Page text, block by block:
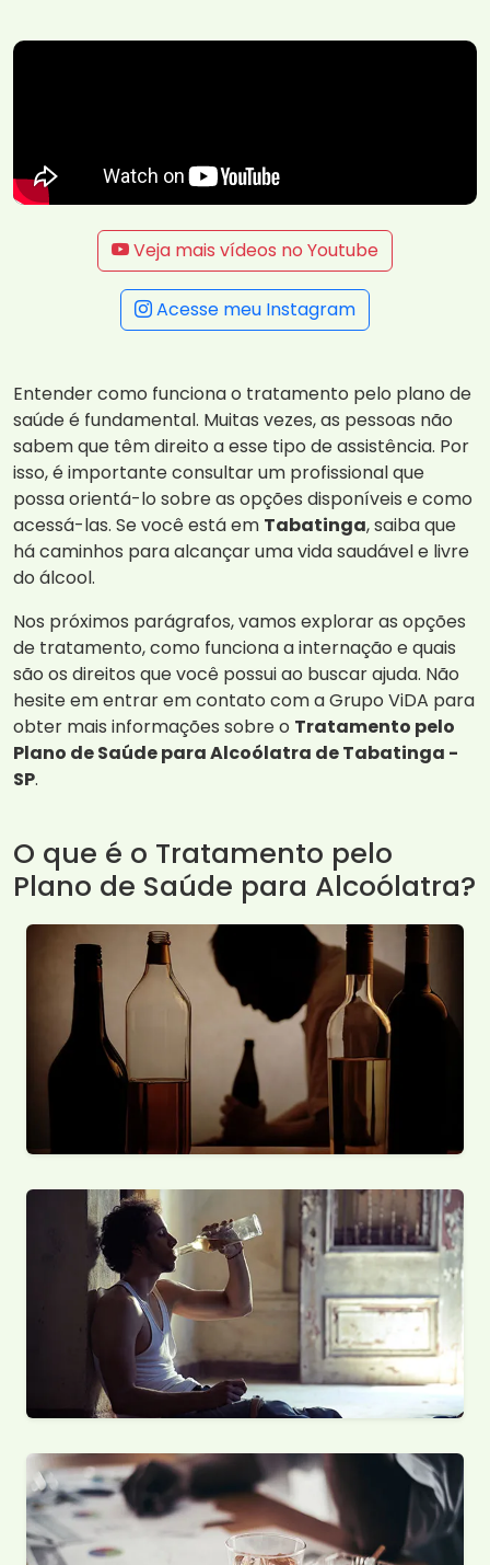
Veja mais vídeos no Youtube
Acesse meu Instagram
Entender como funciona o tratamento pelo plano de
saúde é fundamental. Muitas vezes, as pessoas não
sabem que têm direito a esse tipo de assistência. Por
isso, é importante consultar um profissional que
possa orientá-lo sobre as opções disponíveis e como
acessá-las. Se você está em Tabatinga, saiba que
há caminhos para alcançar uma vida saudável e livre
do álcool.
Nos próximos parágrafos, vamos explorar as opções
de tratamento, como funciona a internação e quais
são os direitos que você possui ao buscar ajuda. Não
hesite em entrar em contato com a Grupo ViDA para
obter mais informações sobre o Tratamento pelo
Plano de Saúde para Alcoólatra de Tabatinga -
SP.
O que é o Tratamento pelo
Plano de Saúde para Alcoólatra?